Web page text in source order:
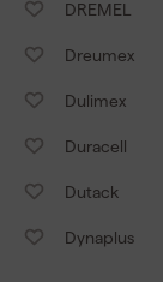
DREMEL
Dreumex
Dulimex
Duracell
Dutack
Dynaplus